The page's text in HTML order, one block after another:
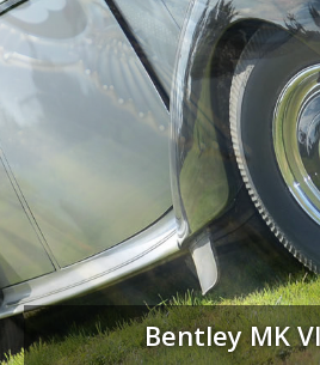
Bentley MK